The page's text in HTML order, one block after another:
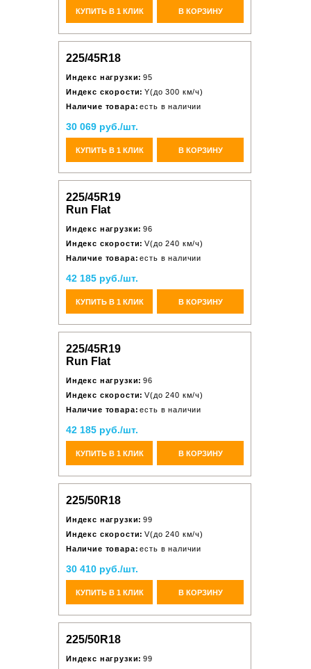
КУПИТЬ В 1 КЛИК В КОРЗИНУ
225/45R18
Индекс нагрузки: 95
Индекс скорости: Y(до 300 км/ч)
Наличие товара: есть в наличии
30 069 руб./шт.
КУПИТЬ В 1 КЛИК В КОРЗИНУ
225/45R19
Run Flat
Индекс нагрузки: 96
Индекс скорости: V(до 240 км/ч)
Наличие товара: есть в наличии
42 185 руб./шт.
КУПИТЬ В 1 КЛИК В КОРЗИНУ
225/45R19
Run Flat
Индекс нагрузки: 96
Индекс скорости: V(до 240 км/ч)
Наличие товара: есть в наличии
42 185 руб./шт.
КУПИТЬ В 1 КЛИК В КОРЗИНУ
225/50R18
Индекс нагрузки: 99
Индекс скорости: V(до 240 км/ч)
Наличие товара: есть в наличии
30 410 руб./шт.
КУПИТЬ В 1 КЛИК В КОРЗИНУ
225/50R18
Индекс нагрузки: 99